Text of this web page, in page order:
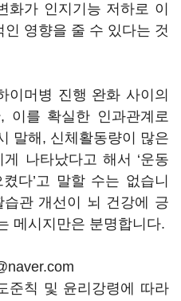
가 인지기능 저하로 이
영향을 줄 수 있다는 것
이머병 진행 완화 사이의
이를 확실한 인과관계로
말해, 신체활동량이 많은
나타났다고 해서 ‘운동
다’고 말할 수는 없습니
관 개선이 뇌 건강에 긍
메시지만은 분명합니다.
준칙 및 윤리강령에 따라